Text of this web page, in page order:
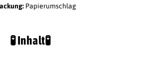
Papierumschlag
🧪Inhalt🧪